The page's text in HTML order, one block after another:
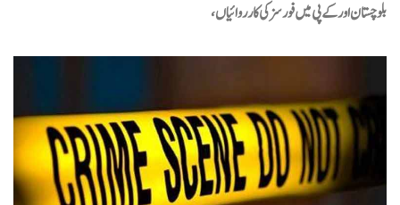
ہرمز پر ایران اور عمان میں پیشرفت، معاہدہ متوقع، امریکی
چئیرمین پی ٹی آئی بیرسٹر گوہرعلی خان کی والدہ انتقال کر گئیں
بلوچستان اور کے پی میں فورسز کی کارروائیاں،